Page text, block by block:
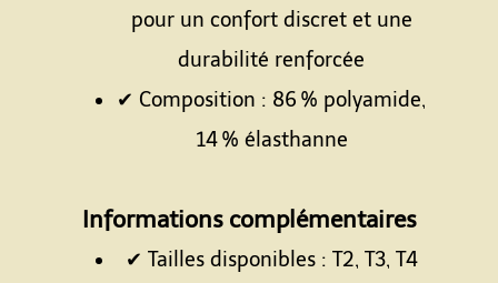
pour un confort discret et une
durabilité renforcée
✔ Composition : 86 % polyamide,
14 % élasthanne
Informations complémentaires
✔ Tailles disponibles : T2, T3, T4